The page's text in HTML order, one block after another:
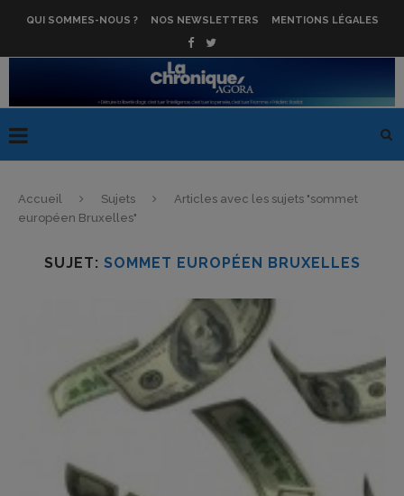
QUI SOMMES-NOUS ? NOS NEWSLETTERS MENTIONS LÉGALES
Accueil Sujets
Articles avec les sujets "sommet
européen Bruxelles"
SUJET: SOMMET EUROPÉEN BRUXELLES